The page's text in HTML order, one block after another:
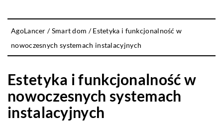
AgoLancer /Smart dom /Estetyka i funkcjonalność w
nowoczesnych systemach instalacyjnych
Estetyka i funkcjonalność w
nowoczesnych systemach
instalacyjnych